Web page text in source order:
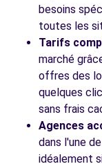
besoins
toutes les
Tarifs
marché
offres des
quelques
sans frais
Agences
dans l'une
idéalement